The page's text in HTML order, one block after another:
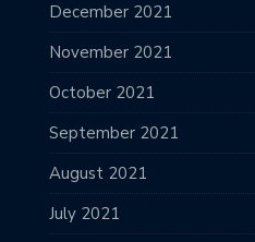
December 2021
November 2021
October 2021
September 2021
August 2021
July 2021